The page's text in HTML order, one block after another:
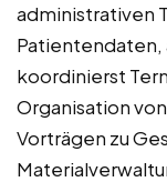
administrativen
Patientendaten,
koordinierst
Organisation
Vorträgen zu